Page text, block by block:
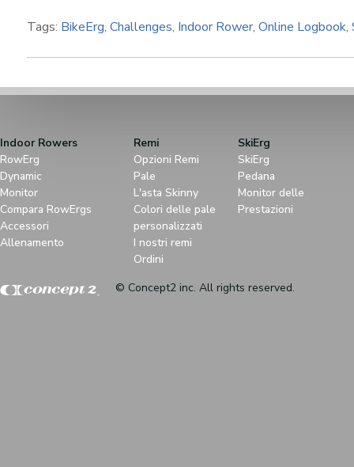
Tags: BikeErg, Challenges, Indoor Rower, Online Logbook,
Indoor Rowers
RowErg
Dynamic
Monitor
Compara RowErgs
Accessori
Allenamento
Remi
Opzioni Remi
Pale
L'asta Skinny
Colori delle pale
personalizzati
I nostri remi
Ordini
SkiErg
SkiErg
Pedana
Monitor delle
Prestazioni
© Concept2 inc. All rights reserved.